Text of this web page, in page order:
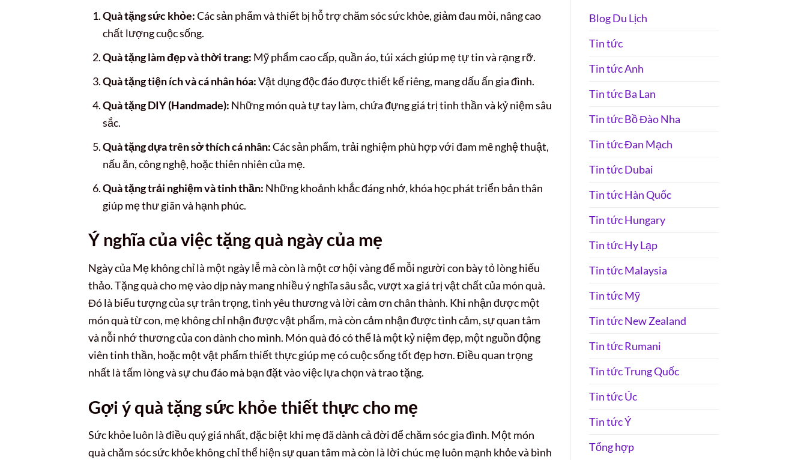
Quà tặng sức khỏe:Các sản phẩm và thiết bị hỗ trợ chăm sóc sức khỏe, giảm đau mỏi, nâng cao
chất lượng cuộc sống.
Quà tặng làm đẹp và thời trang: Mỹ phẩm cao cấp, quần áo, túi xách giúp mẹ tự tin và rạng rỡ.
Quà tặng tiện ích và cá nhân hóa:Vật dụng độc đáo được thiết kế riêng, mang dấu ấn gia đình.
Quà tặng DIY (Handmade): Những món quà tự tay làm, chứa đựng giá trị tinh thần và kỷ niệm sâu
sắc.
Quà tặng dựa trên sở thích cá nhân:Các sản phẩm, trải nghiệm phù hợp với đam mê nghệ thuật,
nấu ăn, công nghệ, hoặc thiên nhiên của mẹ.
Quà tặng trải nghiệm và tinh thần: Những khoảnh khắc đáng nhớ, khóa học phát triển bản thân
giúp mẹ thư giãn và hạnh phúc.
Ý nghĩa của việc tặng quà ngày của mẹ
Ngày của Mẹ không chỉ là một ngày lễ mà còn là một cơ hội vàng để mỗi người con bày tỏ lòng hiếu
thảo. Tặng quà cho mẹ vào dịp này mang nhiều ý nghĩa sâu sắc, vượt xa giá trị vật chất của món quà.
Đó là biểu tượng của sự trân trọng, tình yêu thương và lời cảm ơn chân thành. Khi nhận được một
món quà từ con, mẹ không chỉ nhận được vật phẩm, mà còn cảm nhận được tình cảm, sự quan tâm
và nỗi nhớ thương của con dành cho mình. Món quà đó có thể là một kỷ niệm đẹp, một nguồn động
viên tinh thần, hoặc một vật phẩm thiết thực giúp mẹ có cuộc sống tốt đẹp hơn. Điều quan trọng
nhất là tấm lòng và sự chu đáo mà bạn đặt vào việc lựa chọn và trao tặng.
Gợi ý quà tặng sức khỏe thiết thực cho mẹ
Sức khỏe luôn là điều quý giá nhất, đặc biệt khi mẹ đã dành cả đời để chăm sóc gia đình. Một món
quà chăm sóc sức khỏe không chỉ thể hiện sự quan tâm mà còn là lời chúc mẹ luôn mạnh khỏe và bình
Blog Du Lịch
Tin tức
Tin tức Anh
Tin tức Ba Lan
Tin tức Bồ Đào Nha
Tin tức Đan Mạch
Tin tức Dubai
Tin tức Hàn Quốc
Tin tức Hungary
Tin tức Hy Lạp
Tin tức Malaysia
Tin tức Mỹ
Tin tức New Zealand
Tin tức Rumani
Tin tức Trung Quốc
Tin tức Úc
Tin tức Ý
Tổng hợp